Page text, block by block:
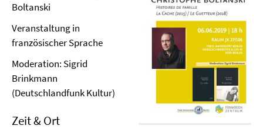
Boltanski
Veranstaltung in
französischer Sprache
Moderation: Sigrid
Brinkmann
(Deutschlandfunk Kultur)
Zeit & Ort